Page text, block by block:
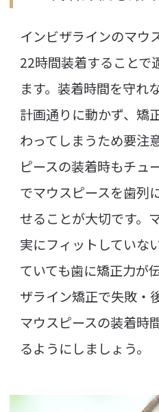
インビザラインのマウ
22時間装着することで
ます。装着時間を守れ
計画通りに動かず、矯
わってしまうため要注
ピースの装着時もチュ
でマウスピースを歯列
せることが大切です。
実にフィットしていな
ていても歯に矯正力が
ザライン矯正で失敗・
マウスピースの装着時
るようにしましょう。